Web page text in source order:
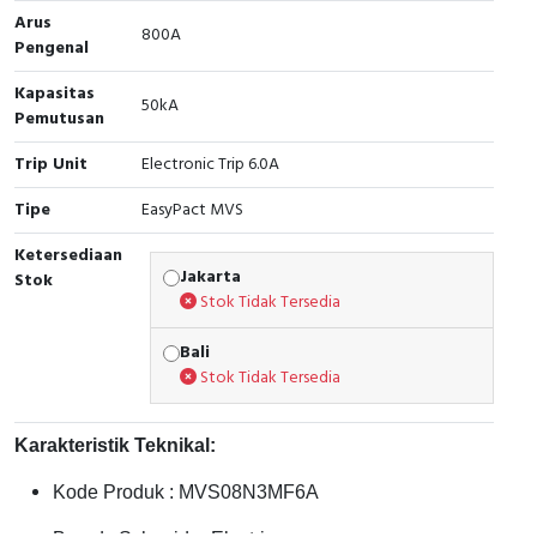
Cable Operated Switch
Signalling Columns
Safety Sensors
Pressure Switch
Ultrasonic & Rotary Encoder
Inductive Sensors
Photoelectric
Cam Switch
Panel Box
Arus
Pengenal
800A
Kapasitas
Pemutusan
50kA
Trip Unit
Electronic Trip 6.0A
Tipe
EasyPact MVS
Ketersediaan
Stok
Jakarta
Stok Tidak Tersedia
Bali
Stok Tidak Tersedia
Karakteristik Teknikal:
Kode Produk : MVS08N3MF6A